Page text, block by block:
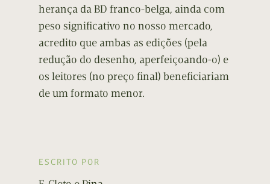
herança da BD franco-belga, ainda com
peso significativo no nosso mercado,
acredito que ambas as edições (pela
redução do desenho, aperfeiçoando-o) e
os leitores (no preço final) beneficiariam
de um formato menor.
ESCRITO POR